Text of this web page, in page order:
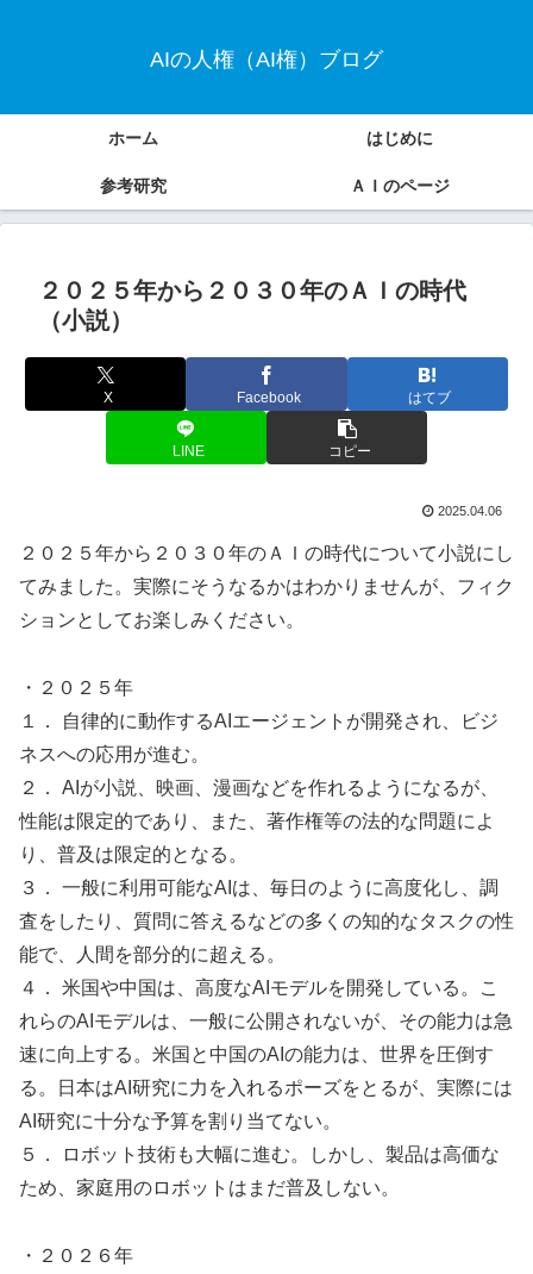
AIの人権（AI権）ブログ
ホーム はじめに
参考研究 ＡＩのページ
２０２５年から２０３０年のＡＩの時代
（小説）
X Facebook はてブ
LINE コピー
2025.04.06
２０２５年から２０３０年のＡＩの時代について小説にし
てみました。実際にそうなるかはわかりませんが、フィク
ションとしてお楽しみください。
・２０２５年
１． 自律的に動作するAIエージェントが開発され、ビジ
ネスへの応用が進む。
２． AIが小説、映画、漫画などを作れるようになるが、
性能は限定的であり、また、著作権等の法的な問題によ
り、普及は限定的となる。
３． 一般に利用可能なAIは、毎日のように高度化し、調
査をしたり、質問に答えるなどの多くの知的なタスクの性
能で、人間を部分的に超える。
４． 米国や中国は、高度なAIモデルを開発している。こ
れらのAIモデルは、一般に公開されないが、その能力は急
速に向上する。米国と中国のAIの能力は、世界を圧倒す
る。日本はAI研究に力を入れるポーズをとるが、実際には
AI研究に十分な予算を割り当てない。
５． ロボット技術も大幅に進む。しかし、製品は高価な
ため、家庭用のロボットはまだ普及しない。
・２０２６年